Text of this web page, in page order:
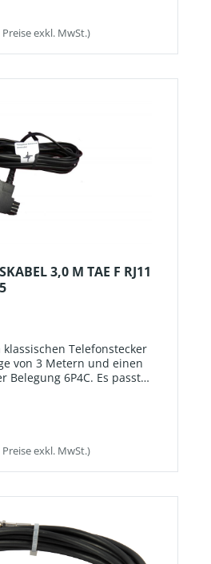
Preise exkl. MwSt.)
3,0 M TAE F RJ11
Telefonstecker
von 3 Metern und einen
Belegung 6P4C. Es passt
Preise exkl. MwSt.)